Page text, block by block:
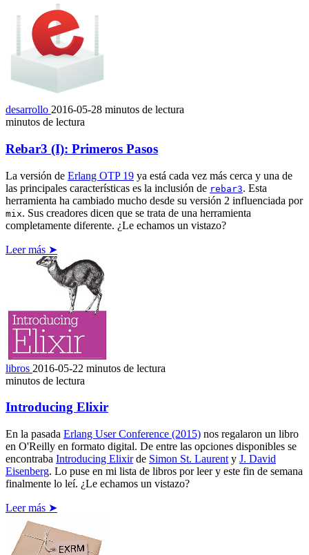
desarrollo 2016-05-28 minutos de lectura
minutos de lectura
Rebar3 (I): Primeros Pasos
La versión de Erlang OTP 19 ya está cada vez más cerca y una de
las principales características es la inclusión de rebar3. Esta
herramienta ha cambiado mucho desde su versión 2 influenciada por
mix. Sus creadores dicen que se trata de una herramienta
completamente diferente. ¿Le echamos un vistazo?
Leer más ➤
libros 2016-05-22 minutos de lectura
minutos de lectura
Introducing Elixir
En la pasada Erlang User Conference (2015) nos regalaron un libro
en O'Reilly en formato digital. De entre las opciones disponibles se
encontraba Introducing Elixirde Simon St. Laurent y J. David
Eisenberg. Lo puse en mi lista de libros por leer y este fin de semana
finalmente lo leí. ¿Le echamos un vistazo?
Leer más ➤